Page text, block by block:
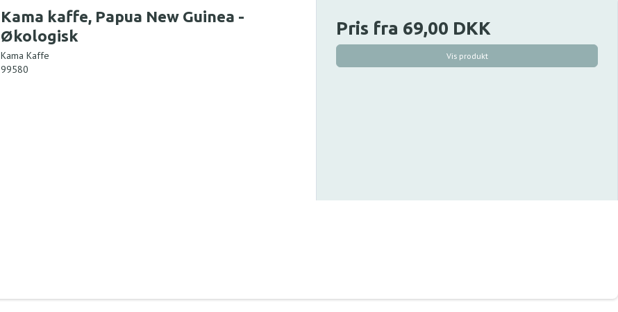
Kama kaffe, Papua New Guinea -
Økologisk
Kama Kaffe
99580
Pris fra 69,00 DKK
Vis produkt